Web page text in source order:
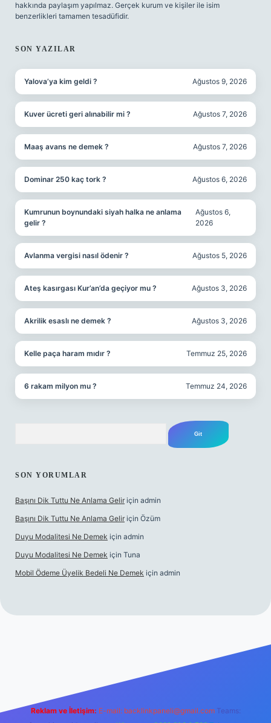
hakkında paylaşım yapılmaz. Gerçek kurum ve kişiler ile isim
benzerlikleri tamamen tesadüfidir.
SON YAZILAR
Yalova’ya kim geldi ? Ağustos 9, 2026
Kuver ücreti geri alınabilir mi ? Ağustos 7, 2026
Maaş avans ne demek ? Ağustos 7, 2026
Dominar 250 kaç tork ? Ağustos 6, 2026
Kumrunun boynundaki siyah halka ne anlama
gelir ?
Ağustos 6,
2026
Avlanma vergisi nasıl ödenir ? Ağustos 5, 2026
Ateş kasırgası Kur’an’da geçiyor mu ? Ağustos 3, 2026
Akrilik esaslı ne demek ? Ağustos 3, 2026
Kelle paça haram mıdır ? Temmuz 25, 2026
6 rakam milyon mu ? Temmuz 24, 2026
SON YORUMLAR
Başını Dik Tuttu Ne Anlama Gelir için admin
Başını Dik Tuttu Ne Anlama Gelir için Özüm
Duyu Modalitesi Ne Demek için admin
Duyu Modalitesi Ne Demek için Tuna
Mobil Ödeme Üyelik Bedeli Ne Demek için admin
Reklam ve İletişim: E-mail: backlinkpaneli@gmail.com Teams: